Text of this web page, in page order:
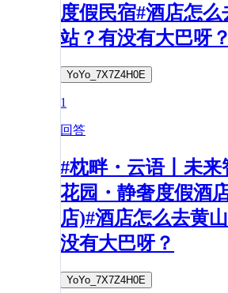
度假民宿#酒店怎
站？有没有大巴呀？
YoYo_7X7Z4H0E
1
回答
#枕畔・云语丨未
花园・静奢度假酒
店)#酒店怎么去黄
没有大巴呀？
YoYo_7X7Z4H0E